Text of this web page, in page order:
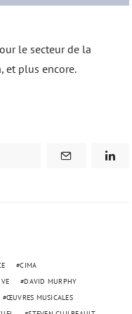
le secteur de la
et plus encore.
CIMA
DAVID MURPHY
ŒUVRES MUSICALES